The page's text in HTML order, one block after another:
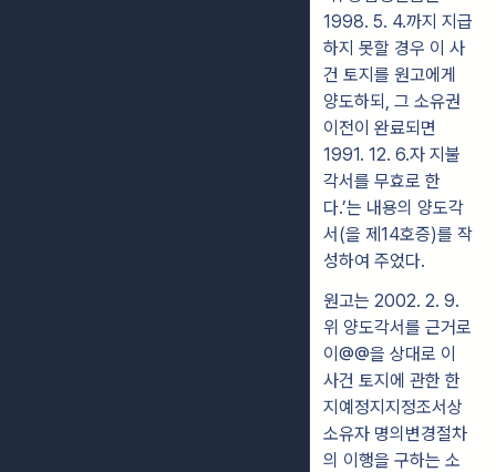
1998. 5. 4.까지 지급
하지 못할 경우 이 사
건 토지를 원고에게
양도하되, 그 소유권
이전이 완료되면
1991. 12. 6.자 지불
각서를 무효로 한
다.’는 내용의 양도각
서(을 제14호증)를 작
성하여 주었다.
원고는 2002. 2. 9.
위 양도각서를 근거로
이@@을 상대로 이
사건 토지에 관한 한
지예정지지정조서상
소유자 명의변경절차
의 이행을 구하는 소